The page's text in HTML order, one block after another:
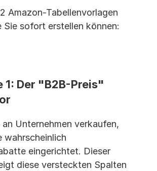
Amazon-Tabellenvorlagen
Sie sofort erstellen können:
1: Der "B2B-Preis"
an Unternehmen verkaufen,
wahrscheinlich
eingerichtet. Dieser
diese versteckten Spalten